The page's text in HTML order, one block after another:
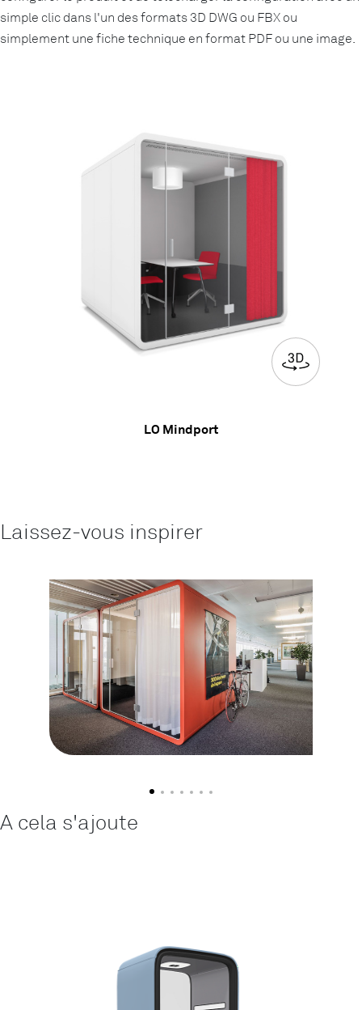
simple clic dans l'un des formats 3D DWG ou FBX ou
simplement une fiche technique en format PDF ou une image.
LO Mindport
Laissez-vous inspirer
A cela s'ajoute